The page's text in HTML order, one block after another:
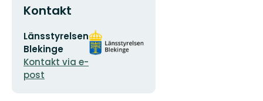
Kontakt
E-
postadress
Länsstyrelsen
Blekinge
Kontakt via e-
post
Organisationens
logotyp